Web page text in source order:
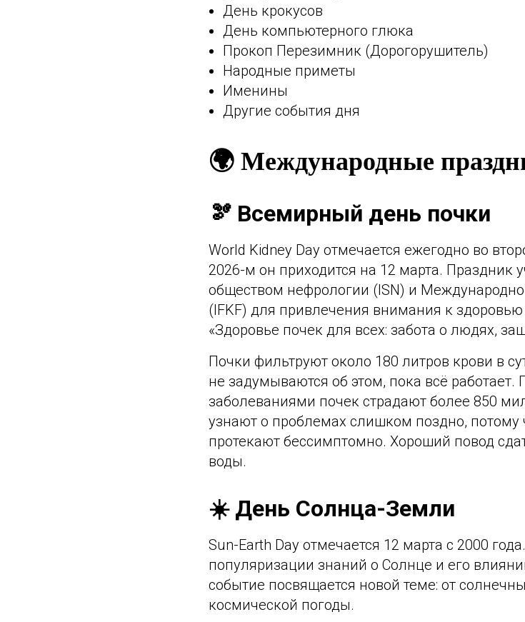
День крокусов
День компьютерного глюка
Прокоп Перезимник (Дорогорушитель)
Народные приметы
Именины
Другие события дня
🌍 Международные
🫘 Всемирный день почки
World Kidney Day отмечается ежегодно во
2026-м он приходится на 12 марта.
обществом нефрологии (ISN) и
(IFKF) для привлечения внимания к здоровью
«Здоровье почек для всех: забота о людях,
Почки фильтруют около 180 литров крови в
не задумываются об этом, пока всё
заболеваниями почек страдают более 850
узнают о проблемах слишком поздно, потому
протекают бессимптомно. Хороший повод
воды.
☀️ День Солнца-Земли
Sun-Earth Day отмечается 12 марта с 2000
популяризации знаний о Солнце и его
событие посвящается новой теме: от
космической погоды.